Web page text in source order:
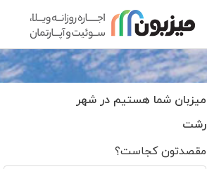
میزبان شما هستیم در شهر
رشت
مقصدتون کجاست؟